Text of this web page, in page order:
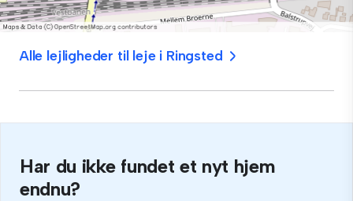
Alle lejligheder til leje i Ringsted
Har du ikke fundet et nyt hjem
endnu?